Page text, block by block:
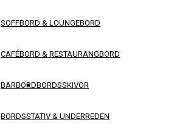
SOFFBORD & LOUNGEBORD
CAFÉBORD & RESTAURANGBORD
BARBORDBORDSSKIVOR
BORDSSTATIV & UNDERREDEN